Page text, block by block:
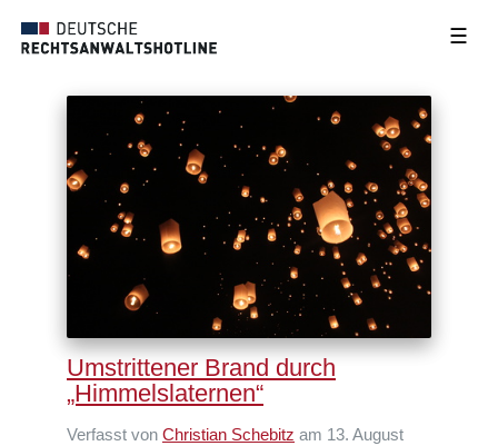
☰
Umstrittener Brand durch
„Himmelslaternen“
Verfasst von Christian Schebitz am 13. August